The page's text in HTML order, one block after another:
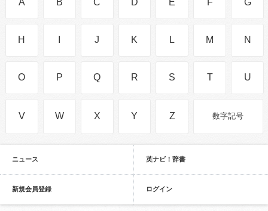
A B C D E F G
H J K L M N
O P Q R S T U
V W X Y Z 数字記号
ニュース 英ナビ！辞書
新規会員登録 ログイン